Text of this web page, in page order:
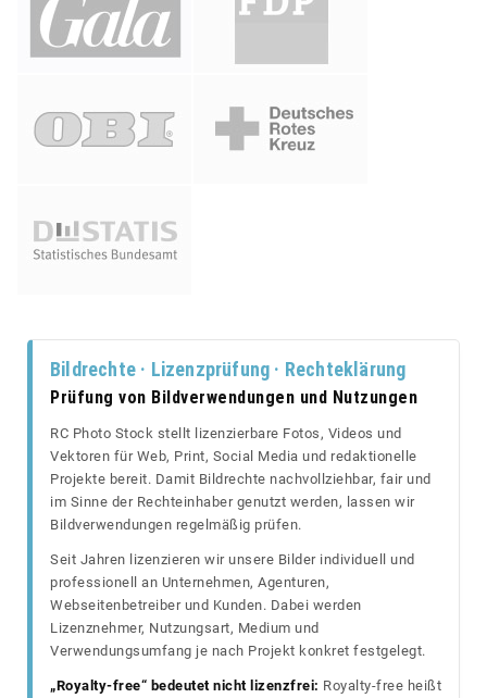
Bildrechte · Lizenzprüfung · Rechteklärung
Prüfung von Bildverwendungen und Nutzungen
RC Photo Stock stellt lizenzierbare Fotos, Videos und
Vektoren für Web, Print, Social Media und redaktionelle
Projekte bereit. Damit Bildrechte nachvollziehbar, fair und
im Sinne der Rechteinhaber genutzt werden, lassen wir
Bildverwendungen regelmäßig prüfen.
Seit Jahren lizenzieren wir unsere Bilder individuell und
professionell an Unternehmen, Agenturen,
Webseitenbetreiber und Kunden. Dabei werden
Lizenznehmer, Nutzungsart, Medium und
Verwendungsumfang je nach Projekt konkret festgelegt.
„Royalty-free“ bedeutet nicht lizenzfrei: Royalty-free heißt